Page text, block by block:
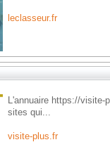
leclasseur.fr
L'annuaire https://visite-
sites qui...
visite-plus.fr